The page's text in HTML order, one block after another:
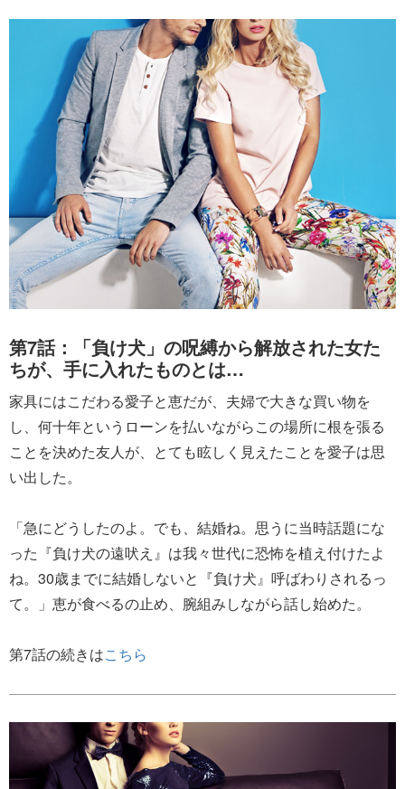
第7話：「負け犬」の呪縛から解放された女た
ちが、手に入れたものとは…
家具にはこだわる愛子と恵だが、夫婦で大きな買い物を
し、何十年というローンを払いながらこの場所に根を張る
ことを決めた友人が、とても眩しく見えたことを愛子は思
い出した。
「急にどうしたのよ。でも、結婚ね。思うに当時話題にな
った『負け犬の遠吠え』は我々世代に恐怖を植え付けたよ
ね。30歳までに結婚しないと『負け犬』呼ばわりされるっ
て。」恵が食べるの止め、腕組みしながら話し始めた。
第7話の続きはこちら